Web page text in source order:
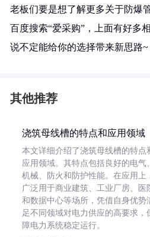
老板们要是想了解更多关于防爆
百度搜索“爱采购”，上面有好多
说不定能给你的选择带来新思路~
其他推荐
浇筑母线槽的特点和应用领域
本文详细介绍了浇筑母线槽的特点
应用领域。其特点包括良好的电气、
机械、防火和防护性能。在应用上
广泛用于商业建筑、工业厂房、医
和数据中心等场所，凭借自身优势
足不同领域对电力供应的高要求，
障电力系统稳定运行。